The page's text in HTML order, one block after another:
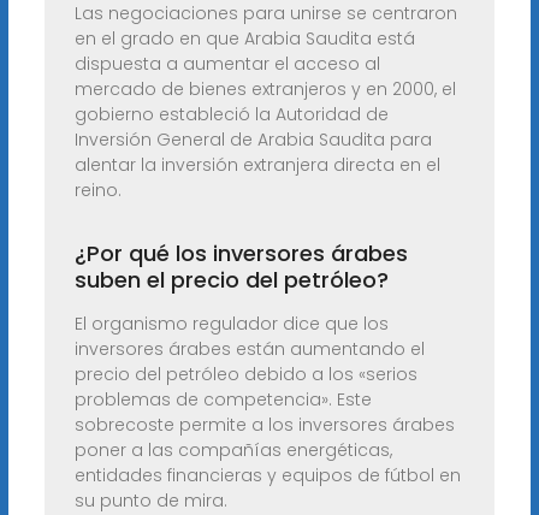
Las negociaciones para unirse se centraron
en el grado en que Arabia Saudita está
dispuesta a aumentar el acceso al
mercado de bienes extranjeros y en 2000, el
gobierno estableció la Autoridad de
Inversión General de Arabia Saudita para
alentar la inversión extranjera directa en el
reino.
¿Por qué los inversores árabes
suben el precio del petróleo?
El organismo regulador dice que los
inversores árabes están aumentando el
precio del petróleo debido a los «serios
problemas de competencia». Este
sobrecoste permite a los inversores árabes
poner a las compañías energéticas,
entidades financieras y equipos de fútbol en
su punto de mira.